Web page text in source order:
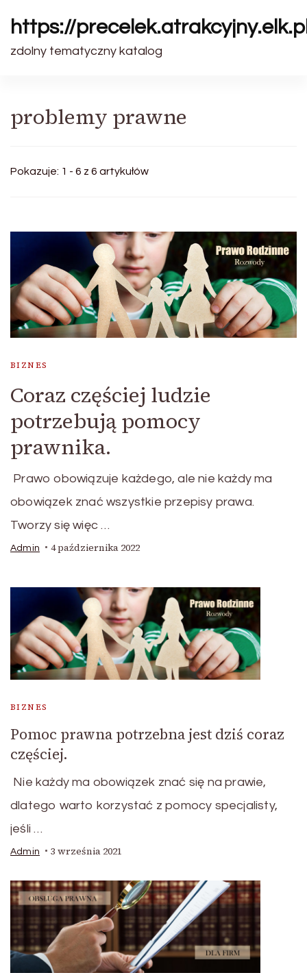
https://
zdolny tematyczny katalog
problemy prawne
Pokazuje: 1 - 6 z 6 artykułów
BIZNES
Coraz częściej ludzie
potrzebują pomocy
prawnika.
Prawo obowiązuje każdego, ale nie każdy ma
obowiązek znać wszystkie przepisy prawa.
Tworzy się więc …
Admin 4 października 2022
BIZNES
Pomoc prawna potrzebna jest dziś coraz
częściej.
Nie każdy ma obowiązek znać się na prawie,
dlatego warto korzystać z pomocy specjalisty,
jeśli …
Admin 3 września 2021